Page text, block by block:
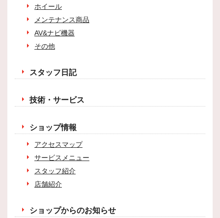
ホイール
メンテナンス商品
AV&ナビ機器
その他
スタッフ日記
技術・サービス
ショップ情報
アクセスマップ
サービスメニュー
スタッフ紹介
店舗紹介
ショップからのお知らせ